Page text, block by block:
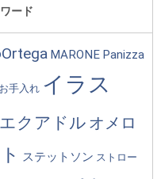
ード
MARONE Panizza
お手入れ イラス
エクアドル オメロ
ステットソン ストロー